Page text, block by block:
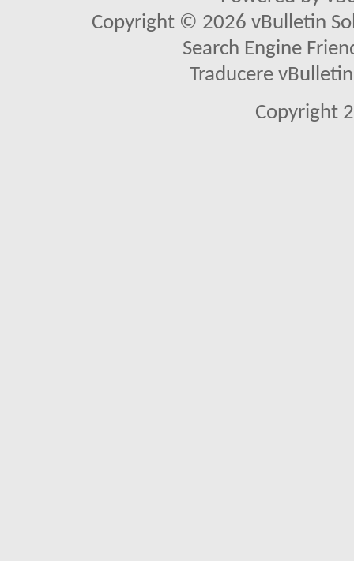
Copyright © 2026 vBulletin
Search Engine
Traducere
Copyright